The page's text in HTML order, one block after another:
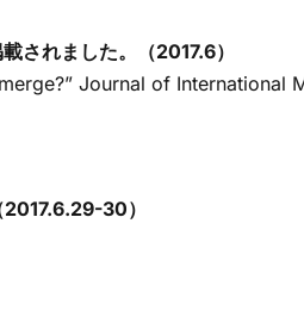
れました。（2017.6）
Journal of International
30）